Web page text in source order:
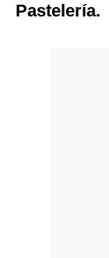
Pastelería.